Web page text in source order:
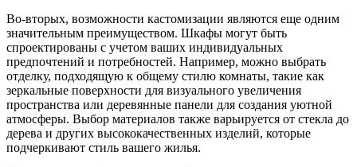
Во-вторых, возможности кастомизации являются еще одним
значительным преимуществом. Шкафы могут быть
спроектированы с учетом ваших индивидуальных
предпочтений и потребностей. Например, можно выбрать
отделку, подходящую к общему стилю комнаты, такие как
зеркальные поверхности для визуального увеличения
пространства или деревянные панели для создания уютной
атмосферы. Выбор материалов также варьируется от стекла до
дерева и других высококачественных изделий, которые
подчеркивают стиль вашего жилья.